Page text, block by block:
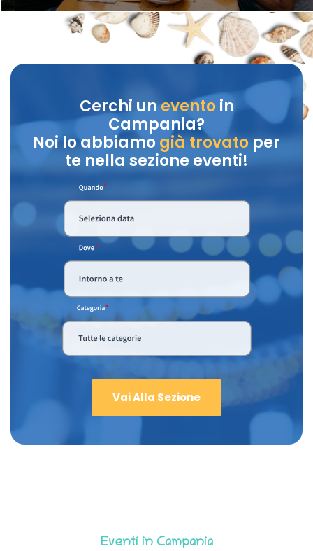
Cerchi unevento in
Campania?
Noi lo abbiamo già trovatoper
te nella sezione eventi!
Vai Alla Sezione
Eventi in Campania